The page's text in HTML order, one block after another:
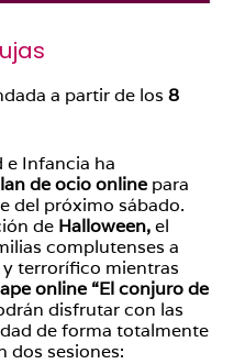
a partir de los 8
e Infancia ha
de ocio online para
del próximo sábado.
de Halloween,el
complutenses a
terrorífico mientras
online “El conjuro de
disfrutar con las
de forma totalmente
dos sesiones: